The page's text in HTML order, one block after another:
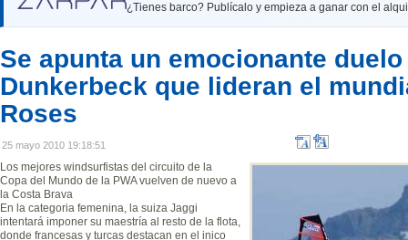
¿Tienes barco? Publícalo y empieza a ganar con el
Se apunta un emocionante
Dunkerbeck que lideran el
Roses
25 mayo 2010 19:18:51
Los mejores windsurfistas del circuito de la
Copa del Mundo de la PWA vuelven de nuevo a
la Costa Brava
En la categoria femenina, la suiza Jaggi
intentará imponer su maestría al resto de la flota,
donde francesas y turcas destacan en el inico